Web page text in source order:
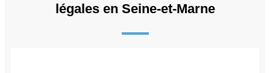
légales en Seine-et-Marne